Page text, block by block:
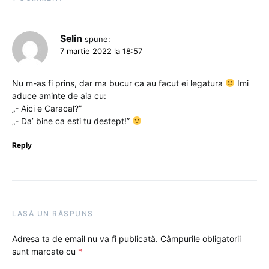
Selin spune:
7 martie 2022 la 18:57
Nu m-as fi prins, dar ma bucur ca au facut ei legatura
Imi
aduce aminte de aia cu:
„- Aici e Caracal?”
„- Da’ bine ca esti tu destept!”
Reply
LASĂ UN RĂSPUNS
Adresa ta de email nu va fi publicată. Câmpurile obligatorii
sunt marcate cu *